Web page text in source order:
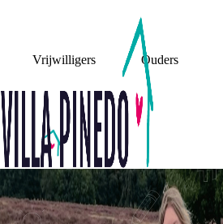
Vrijwilligers Ouders